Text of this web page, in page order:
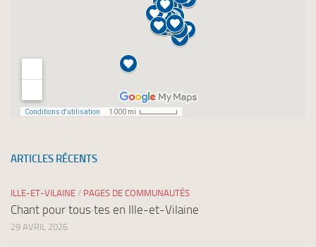
ARTICLES RÉCENTS
ILLE-ET-VILAINE / PAGES DE COMMUNAUTÉS
Chant pour tous·tes en Ille-et-Vilaine
29 AVRIL 2026